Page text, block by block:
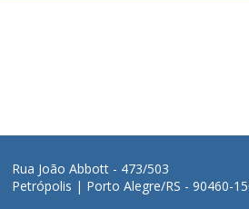
Áreas de
Rua João Abbott - 473/503
Petrópolis | Porto Alegre/RS - 90460-